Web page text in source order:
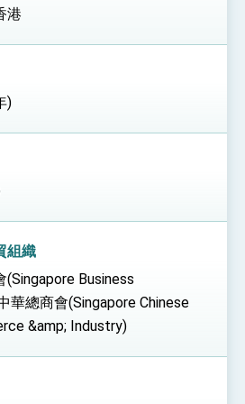
港
)
組織
Business
華總商會(Singapore Chinese
&amp; Industry)